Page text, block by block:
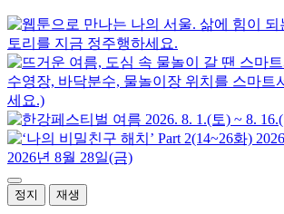
정지 재생